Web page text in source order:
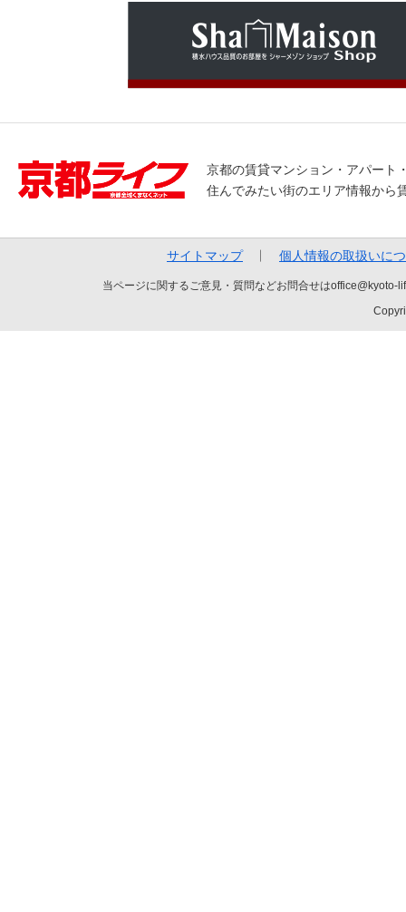
京都の賃貸マンション・アパート
住んでみたい街のエリア情報から
サイトマップ 個人情報の取扱いに
当ページに関するご意見・質問などお問合せは